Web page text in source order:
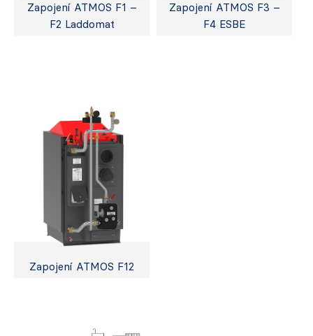
Zapojení ATMOS F1 –
F2 Laddomat
Zapojení ATMOS F3 –
F4 ESBE
Zapojení ATMOS F12